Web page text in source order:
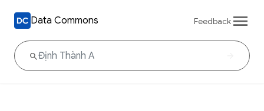
Data Commons Feedback